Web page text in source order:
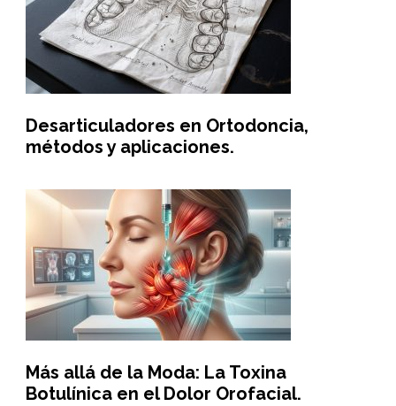
Desarticuladores en Ortodoncia,
métodos y aplicaciones.
Más allá de la Moda: La Toxina
Botulínica en el Dolor Orofacial.